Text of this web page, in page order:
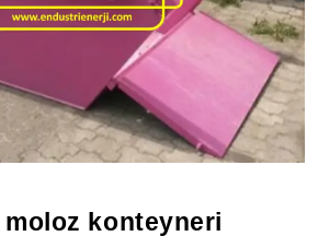
moloz konteyneri